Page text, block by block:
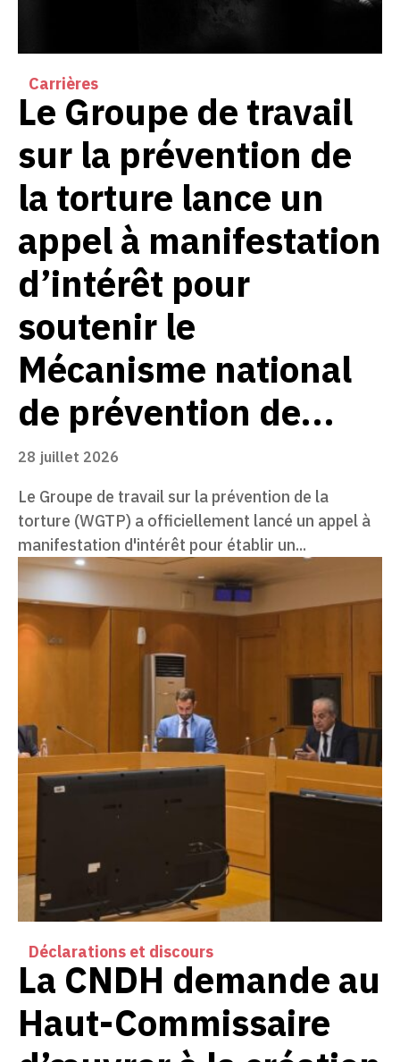
Carrières
Le Groupe de travail
sur la prévention de
la torture lance un
appel à manifestation
d’intérêt pour
soutenir le
Mécanisme national
de prévention de...
28 juillet 2026
Le Groupe de travail sur la prévention de la
torture (WGTP) a officiellement lancé un appel à
manifestation d'intérêt pour établir un...
Déclarations et discours
La CNDH demande au
Haut-Commissaire